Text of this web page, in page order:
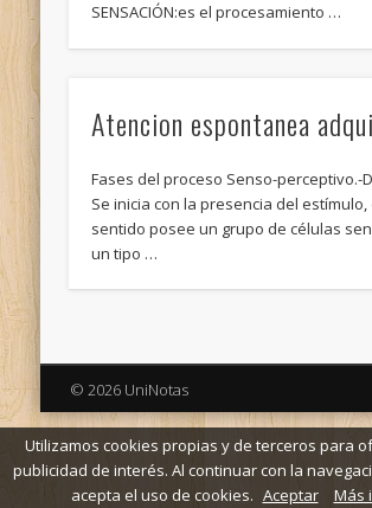
SENSACIÓN:es el procesamiento …
Atencion espontanea
Fases del proceso Senso-perceptivo.-
Se inicia con la presencia del estímulo,
sentido posee un grupo de células
un tipo …
© 2026 UniNotas
Utilizamos cookies propias y de terceros para
publicidad de interés. Al continuar con la
acepta el uso de cookies. Aceptar Más